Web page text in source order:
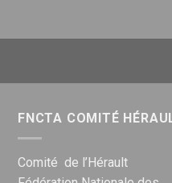
FNCTA COMITÉ
Comité de l’Hérault